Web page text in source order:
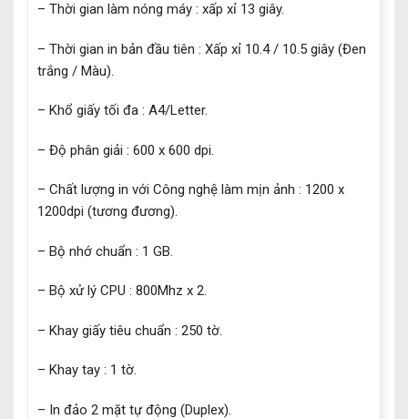
– Thời gian làm nóng máy : xấp xỉ 13 giây.
– Thời gian in bản đầu tiên : Xấp xỉ 10.4 / 10.5 giây (Đen
trắng / Màu).
– Khổ giấy tối đa : A4/Letter.
– Độ phân giải : 600 x 600 dpi.
– Chất lượng in với Công nghệ làm mịn ảnh : 1200 x
1200dpi (tương đương).
– Bộ nhớ chuẩn : 1 GB.
– Bộ xử lý CPU : 800Mhz x 2.
– Khay giấy tiêu chuẩn : 250 tờ.
– Khay tay : 1 tờ.
– In đảo 2 mặt tự động (Duplex).